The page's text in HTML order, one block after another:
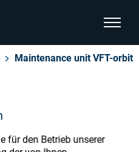
für den Betrieb unserer
Maintenance unit VFT-orbit